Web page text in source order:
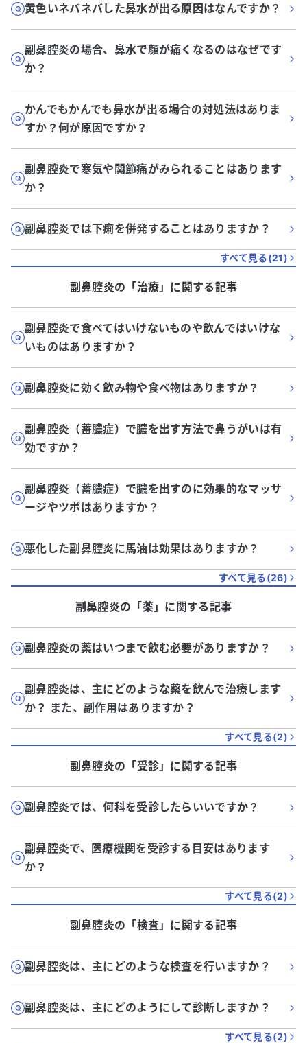
黄色いネバネバした鼻水が出る原因はなんですか？
副鼻腔炎の場合、鼻水で顔が痛くなるのはなぜです
か？
かんでもかんでも鼻水が出る場合の対処法はありま
すか？何が原因ですか？
副鼻腔炎で寒気や関節痛がみられることはあります
か？
副鼻腔炎では下痢を併発することはありますか？
すべて見る(21)
副鼻腔炎の「治療」に関する記事
副鼻腔炎で食べてはいけないものや飲んではいけな
いものはありますか？
副鼻腔炎に効く飲み物や食べ物はありますか？
副鼻腔炎（蓄膿症）で膿を出す方法で鼻うがいは有
効ですか？
副鼻腔炎（蓄膿症）で膿を出すのに効果的なマッサ
ージやツボはありますか？
悪化した副鼻腔炎に馬油は効果はありますか？
すべて見る(26)
副鼻腔炎の「薬」に関する記事
副鼻腔炎の薬はいつまで飲む必要がありますか？
副鼻腔炎は、主にどのような薬を飲んで治療します
か？ また、副作用はありますか？
すべて見る(2)
副鼻腔炎の「受診」に関する記事
副鼻腔炎では、何科を受診したらいいですか？
副鼻腔炎で、医療機関を受診する目安はあります
か？
すべて見る(2)
副鼻腔炎の「検査」に関する記事
副鼻腔炎は、主にどのような検査を行いますか？
副鼻腔炎は、主にどのようにして診断しますか？
すべて見る(2)